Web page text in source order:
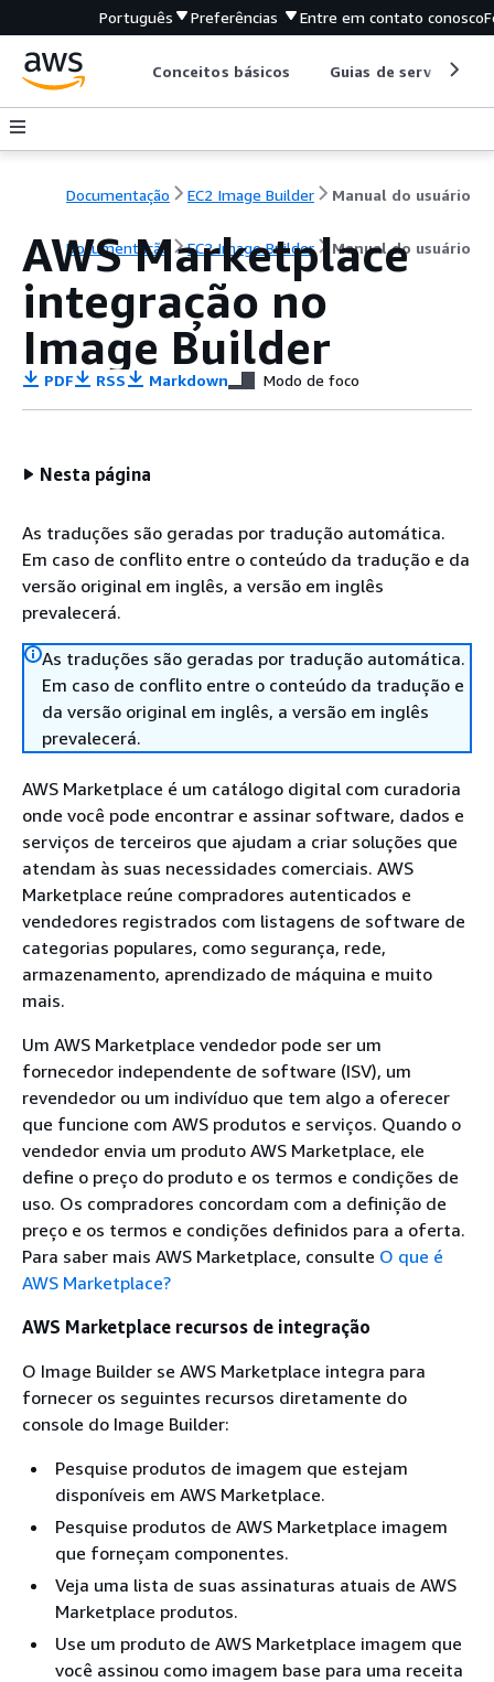
Português Preferências Entre em contato conosco
Conceitos básicos Guias de serviço
Documentação EC2 Image Builder Manual do usuário
Documentação EC2 Image Builder Manual do usuário
AWS Marketplace
integração no
Image Builder
PDF RSS Markdown Modo de foco
Nesta página
As traduções são geradas por tradução automática.
Em caso de conflito entre o conteúdo da tradução e da
versão original em inglês, a versão em inglês
prevalecerá.
As traduções são geradas por tradução automática.
Em caso de conflito entre o conteúdo da tradução e
da versão original em inglês, a versão em inglês
prevalecerá.
AWS Marketplace é um catálogo digital com curadoria
onde você pode encontrar e assinar software, dados e
serviços de terceiros que ajudam a criar soluções que
atendam às suas necessidades comerciais. AWS
Marketplace reúne compradores autenticados e
vendedores registrados com listagens de software de
categorias populares, como segurança, rede,
armazenamento, aprendizado de máquina e muito
mais.
Um AWS Marketplace vendedor pode ser um
fornecedor independente de software (ISV), um
revendedor ou um indivíduo que tem algo a oferecer
que funcione com AWS produtos e serviços. Quando o
vendedor envia um produto AWS Marketplace, ele
define o preço do produto e os termos e condições de
uso. Os compradores concordam com a definição de
preço e os termos e condições definidos para a oferta.
Para saber mais AWS Marketplace, consulte O que é
AWS Marketplace?
AWS Marketplace recursos de integração
O Image Builder se AWS Marketplace integra para
fornecer os seguintes recursos diretamente do
console do Image Builder:
Pesquise produtos de imagem que estejam
disponíveis em AWS Marketplace.
Pesquise produtos de AWS Marketplace imagem
que forneçam componentes.
Veja uma lista de suas assinaturas atuais de AWS
Marketplace produtos.
Use um produto de AWS Marketplace imagem que
você assinou como imagem base para uma receita